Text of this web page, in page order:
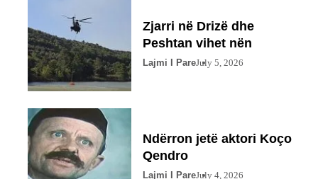
Zjarri në Drizë dhe
Peshtan vihet nën
Lajmi I PareJuly 5, 2026
Ndërron jetë aktori Koço
Qendro
Lajmi I PareJuly 4, 2026